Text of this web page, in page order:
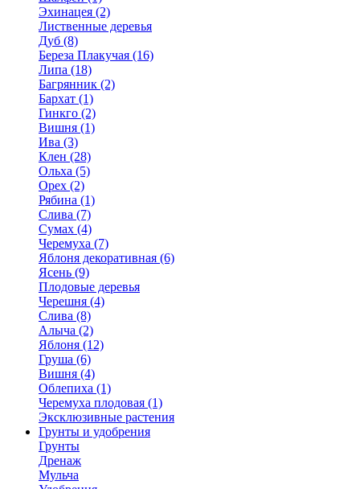
Эхинацея (2)
Лиственные деревья
Дуб (8)
Береза Плакучая (16)
Липа (18)
Багрянник (2)
Бархат (1)
Гинкго (2)
Вишня (1)
Ива (3)
Клен (28)
Ольха (5)
Орех (2)
Рябина (1)
Слива (7)
Сумах (4)
Черемуха (7)
Яблоня декоративная (6)
Ясень (9)
Плодовые деревья
Черешня (4)
Слива (8)
Алыча (2)
Яблоня (12)
Груша (6)
Вишня (4)
Облепиха (1)
Черемуха плодовая (1)
Эксклюзивные растения
Грунты и удобрения
Грунты
Дренаж
Мульча